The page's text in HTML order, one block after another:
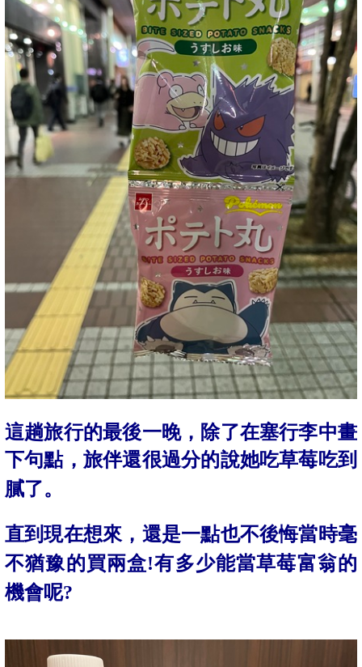
這趟旅行的最後一晚，除了在塞行李中畫
下句點，旅伴還很過分的說她吃草莓吃到
膩了。
直到現在想來，還是一點也不後悔當時毫
不猶豫的買兩盒!有多少能當草莓富翁的
機會呢?